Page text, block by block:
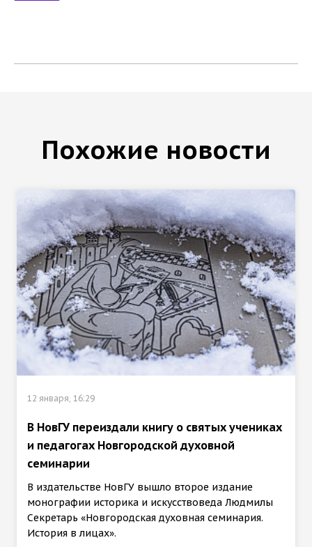
Похожие новости
12 января, 16:29
В НовГУ переиздали книгу о святых учениках
и педагогах Новгородской духовной
семинарии
В издательстве НовГУ вышло второе издание
монографии историка и искусствоведа Людмилы
Секретарь «Новгородская духовная семинария.
История в лицах».